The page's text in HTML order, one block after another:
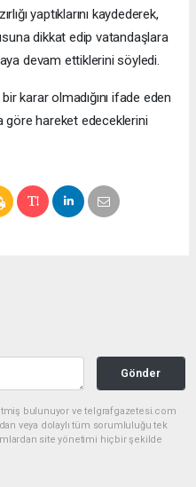
yaptıklarını kaydederek,
dikkat edip vatandaşlara
devam ettiklerini söyledi.
karar olmadığını ifade eden
göre hareket edeceklerini
Gönder
bulunuyor ve telgrafgazetesi.com
veya dolaylı tüm sorumluluğu tek
site yönetimi hiçbir şekilde